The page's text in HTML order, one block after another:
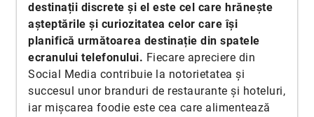
destinații discrete și el este cel care hrănește
așteptările și curiozitatea celor care își
planifică următoarea destinație din spatele
ecranului telefonului. Fiecare apreciere din
Social Media contribuie la notorietatea și
succesul unor branduri de restaurante și hoteluri,
iar mișcarea foodie este cea care alimentează